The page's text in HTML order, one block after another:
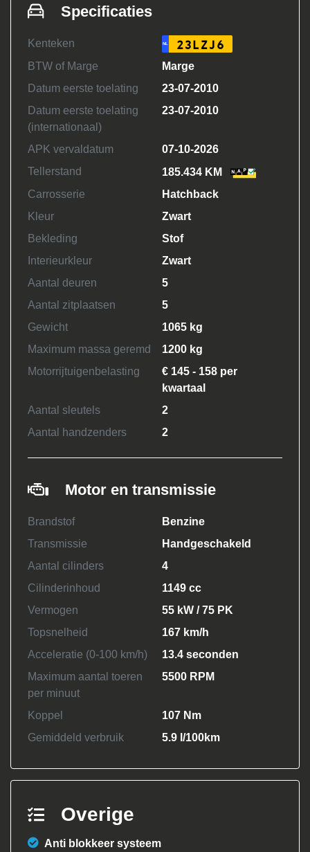
Specificaties
Kenteken NL 23LZJ6
BTW of Marge
Marge
Datum eerste toelating
23-07-2010
Datum eerste toelating
(internationaal)
23-07-2010
APK vervaldatum
07-10-2026
Tellerstand
185.434 KM
Carrosserie
Hatchback
Kleur
Zwart
Bekleding
Stof
Interieurkleur
Zwart
Aantal deuren
5
Aantal zitplaatsen
5
Gewicht
1065 kg
Maximum massa geremd
1200 kg
Motorrijtuigenbelasting
€ 145 - 158 per
kwartaal
Aantal sleutels
2
Aantal handzenders
2
Motor en transmissie
Brandstof
Benzine
Transmissie
Handgeschakeld
Aantal cilinders
4
Cilinderinhoud
1149 cc
Vermogen
55 kW / 75 PK
Topsnelheid
167 km/h
Acceleratie (0-100 km/h)
13.4 seconden
Maximum aantal toeren
per minuut
5500 RPM
Koppel
107 Nm
Gemiddeld verbruik
5.9 l/100km
Overige
Anti blokkeer systeem